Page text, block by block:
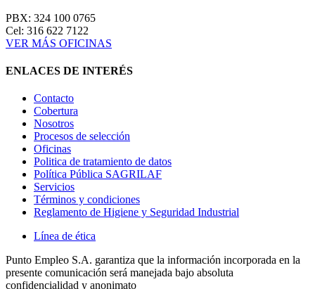
PBX: 324 100 0765
Cel: 316 622 7122
VER MÁS OFICINAS
ENLACES DE INTERÉS
Contacto
Cobertura
Nosotros
Procesos de selección
Oficinas
Politica de tratamiento de datos
Política Pública SAGRILAF
Servicios
Términos y condiciones
Reglamento de Higiene y Seguridad Industrial
Línea de ética
Punto Empleo S.A. garantiza que la información incorporada en la
presente comunicación será manejada bajo absoluta
confidencialidad y anonimato